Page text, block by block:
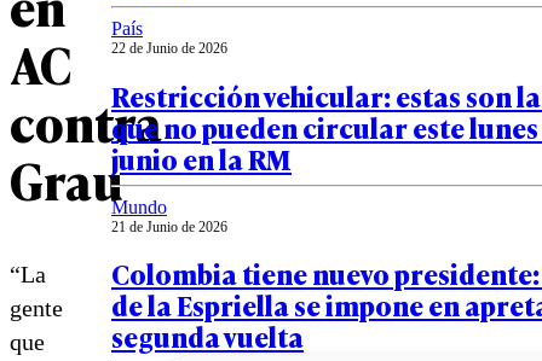
AC
contra
Grau
“La
gente
que
País
22 de Junio de 2026
Restricción vehicular: estas son
que no pueden circular este lunes
junio en la RM
Mundo
21 de Junio de 2026
Colombia tiene nuevo
de la Espriella se impone en
segunda vuelta